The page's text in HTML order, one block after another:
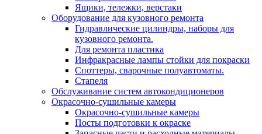
Ящики, тележки, верстаки
Оборудование для кузовного ремонта
Гидравлические цилиндры, наборы для
кузовного ремонта.
Для ремонта пластика
Инфракрасные лампы стойки для покраски
Споттеры, сварочные полуавтоматы.
Стапеля
Обслуживание систем автокондиционеров
Окрасочно-сушильные камеры
Окрасочно-сушильные камеры
Посты подготовки к окраске